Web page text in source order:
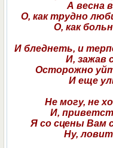
А весна
О, как трудно
О, как
И бледнеть, и
И, зажав
Осторожно
И еще
Не могу, не
И,
Я со сцены Вам
Ну,